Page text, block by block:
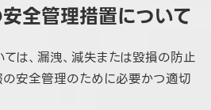
安全管理措置について
は、漏洩、減失または毀損の防止
安全管理のために必要かつ適切